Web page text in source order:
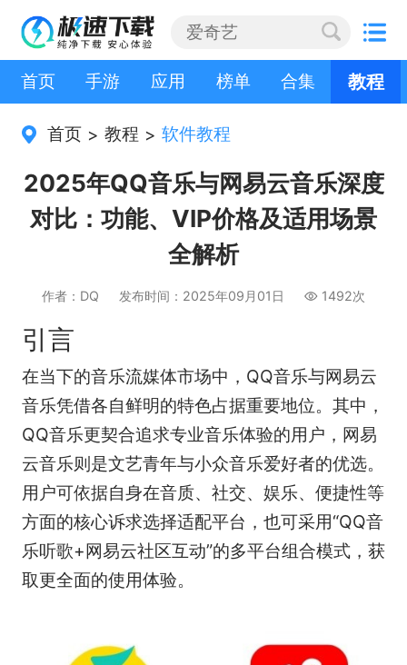
首页 手游 应用 榜单 合集 教程
首页 > 教程 > 软件教程
2025年QQ音乐与网易云音乐深度
对比：功能、VIP价格及适用场景
全解析
作者：DQ 发布时间：2025年09月01日 1492次
引言
在当下的音乐流媒体市场中，QQ音乐与网易云
音乐凭借各自鲜明的特色占据重要地位。其中，
QQ音乐更契合追求专业音乐体验的用户，网易
云音乐则是文艺青年与小众音乐爱好者的优选。
用户可依据自身在音质、社交、娱乐、便捷性等
方面的核心诉求选择适配平台，也可采用“QQ音
乐听歌+网易云社区互动”的多平台组合模式，获
取更全面的使用体验。